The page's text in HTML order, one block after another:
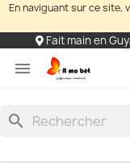
En naviguant sur ce site,
Fait main en

search